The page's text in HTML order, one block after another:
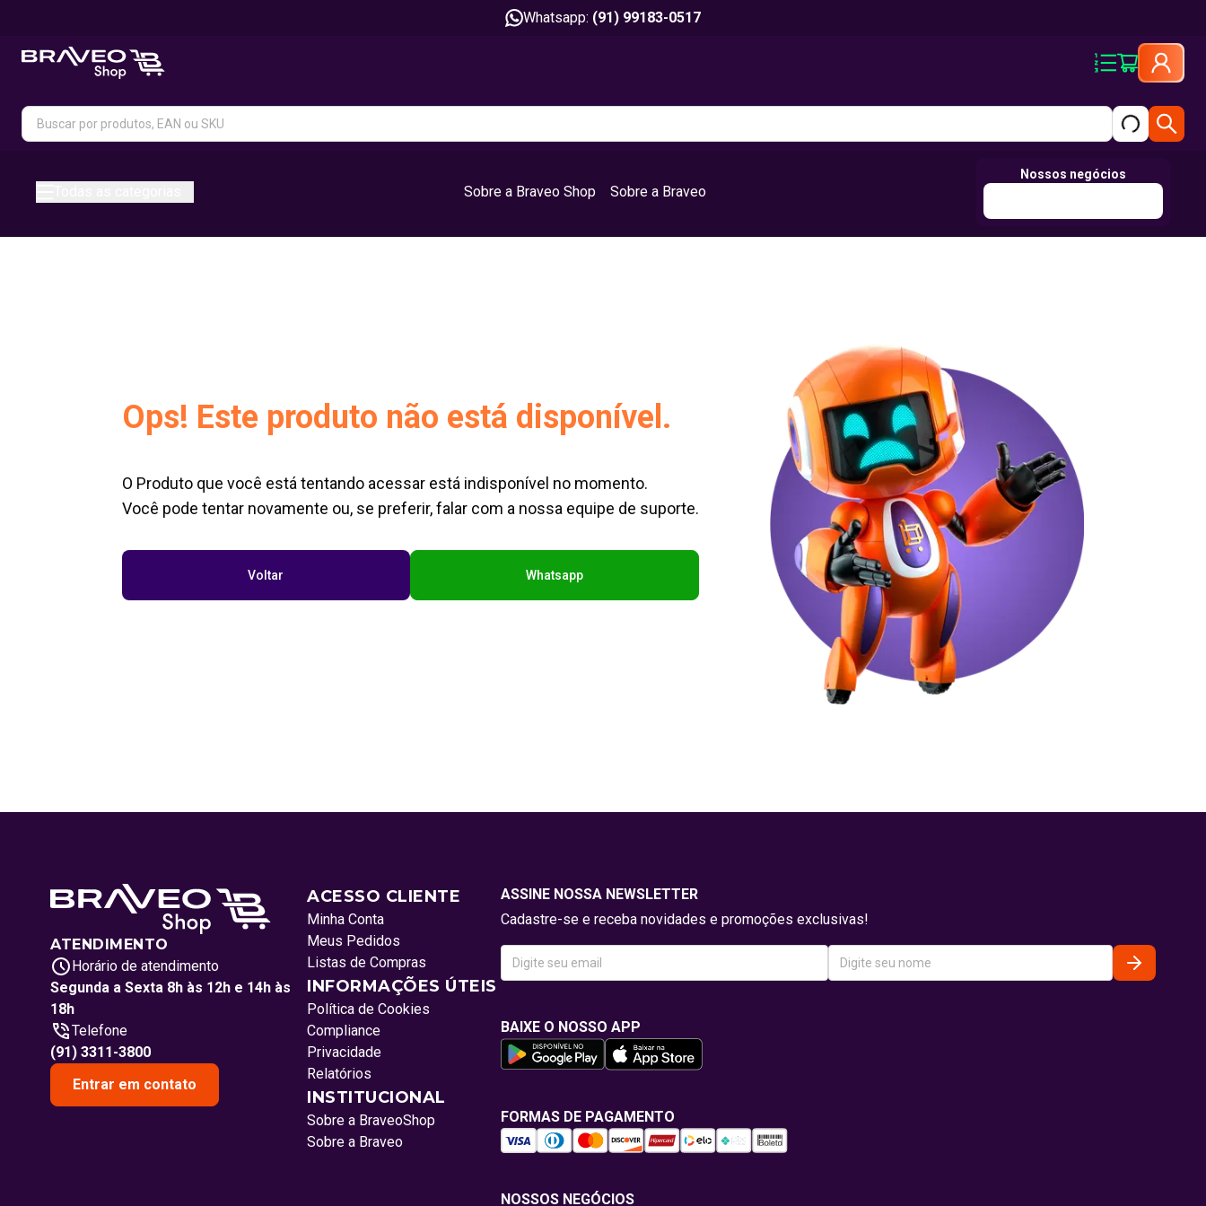
Whatsapp: (91) 99183-0517
Sobre a Braveo Shop Sobre a Braveo
Nossos negócios
Ops! Este produto não está disponível.
O Produto que você está tentando acessar está indisponível no momento.
Você pode tentar novamente ou, se preferir, falar com a nossa equipe de suporte.
Voltar Whatsapp
ATENDIMENTO
Horário de atendimento
Segunda a Sexta 8h às 12h e 14h às
18h
Telefone
(91) 3311-3800
Entrar em contato
ACESSO CLIENTE
Minha Conta
Meus Pedidos
Listas de Compras
INFORMAÇÕES ÚTEIS
Política de Cookies
Compliance
Privacidade
Relatórios
INSTITUCIONAL
Sobre a BraveoShop
Sobre a Braveo
ASSINE NOSSA NEWSLETTER
Cadastre-se e receba novidades e promoções exclusivas!
BAIXE O NOSSO APP
FORMAS DE PAGAMENTO
NOSSOS NEGÓCIOS